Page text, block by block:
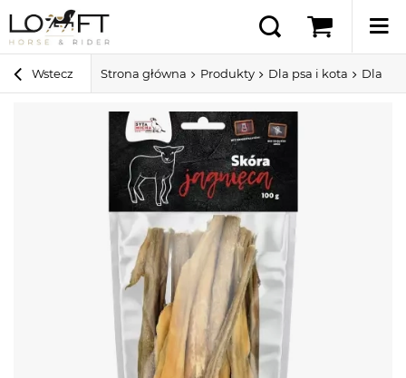
Wstecz Strona główna Produkty Dla psa i kota Dla